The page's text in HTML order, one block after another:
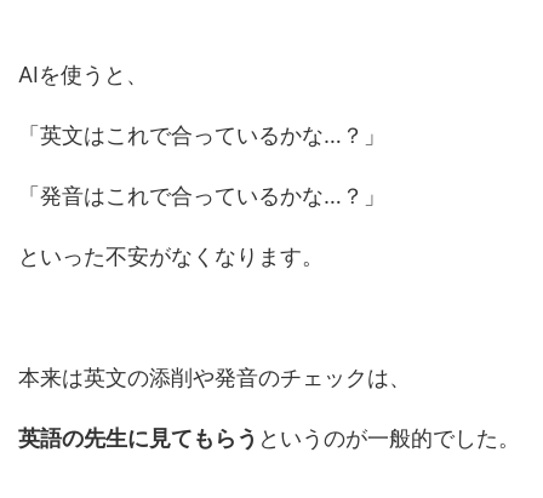
AIを使うと、
「英文はこれで合っているかな…？」
「発音はこれで合っているかな…？」
といった不安がなくなります。
本来は英文の添削や発音のチェックは、
英語の先生に見てもらう というのが一般的でした。